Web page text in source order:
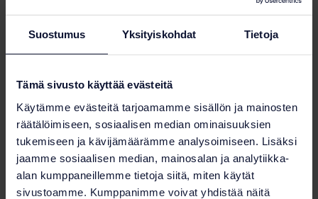
Suostumus Yksityiskohdat Tietoja
Tämä sivusto käyttää evästeitä
Käytämme evästeitä tarjoamamme sisällön ja mainosten
räätälöimiseen, sosiaalisen median ominaisuuksien
tukemiseen ja kävijämäärämme analysoimiseen. Lisäksi
jaamme sosiaalisen median, mainosalan ja analytiikka-
alan kumppaneillemme tietoja siitä, miten käytät
sivustoamme. Kumppanimme voivat yhdistää näitä
Lisätietoja